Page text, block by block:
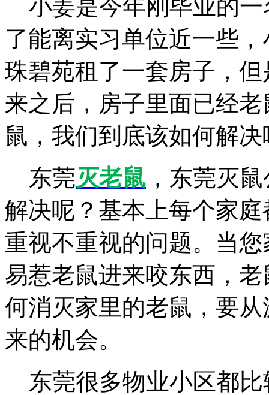
小姜是今年刚毕业的一
了能离实习单位近一些
珠碧苑租了一套房子，
来之后，房子里面已经
鼠，我们到底该如何解决
东莞灭老鼠 ，东莞灭
解决呢？基本上每个家
重视不重视的问题。当
易惹老鼠进来咬东西，
何消灭家里的老鼠，要
来的机会。
东莞很多物业小区都比